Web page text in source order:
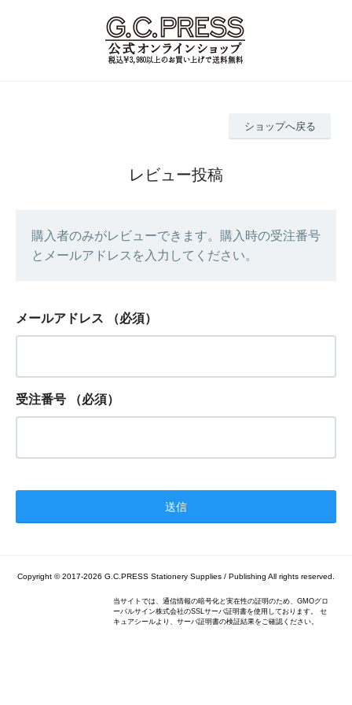
ショップへ戻る
レビュー投稿
購入者のみがレビューできます。購入時の受注番号
とメールアドレスを入力してください。
メールアドレス （必須）
受注番号 （必須）
Copyright © 2017-2026 G.C.PRESS Stationery Supplies / Publishing All rights reserved.
当サイトでは、通信情報の暗号化と実在性の証明のため、GMOグロ
ーバルサイン株式会社のSSLサーバ証明書を使用しております。 セ
キュアシールより、サーバ証明書の検証結果をご確認ください。